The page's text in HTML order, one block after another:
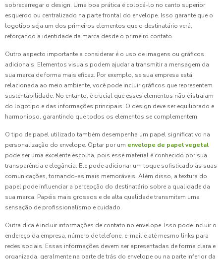
sobrecarregar o design. Uma boa prática é colocá-lo no canto superior
esquerdo ou centralizado na parte frontal do envelope. Isso garante que o
logotipo seja um dos primeiros elementos que o destinatário verá,
reforçando a identidade da marca desde o primeiro contato.
Outro aspecto importante a considerar é o uso de imagens ou gráficos
adicionais. Elementos visuais podem ajudar a transmitir a mensagem da
sua marca de forma mais eficaz. Por exemplo, se sua empresa está
relacionada ao meio ambiente, você pode incluir gráficos que representem
sustentabilidade. No entanto, é crucial que esses elementos não distraiam
do logotipo e das informações principais. O design deve ser equilibrado e
harmonioso, garantindo que todos os elementos se complementem.
O tipo de papel utilizado também desempenha um papel significativo na
personalização do envelope. Optar por um envelope de papel vegetal
pode ser uma excelente escolha, pois esse material é conhecido por sua
transparência e elegância. Ele pode adicionar um toque sofisticado às suas
comunicações, tornando-as mais memoráveis. Além disso, a textura do
papel pode influenciar a percepção do destinatário sobre a qualidade da
sua marca. Papéis mais grossos e de alta qualidade transmitem uma
sensação de profissionalismo e cuidado.
Outra dica é incluir informações de contato no envelope. Isso pode incluir o
endereço da empresa, número de telefone, e-mail e até mesmo links para
redes sociais. Essas informações devem ser apresentadas de forma clara e
organizada, geralmente na parte de trás do envelope ou na parte inferior da